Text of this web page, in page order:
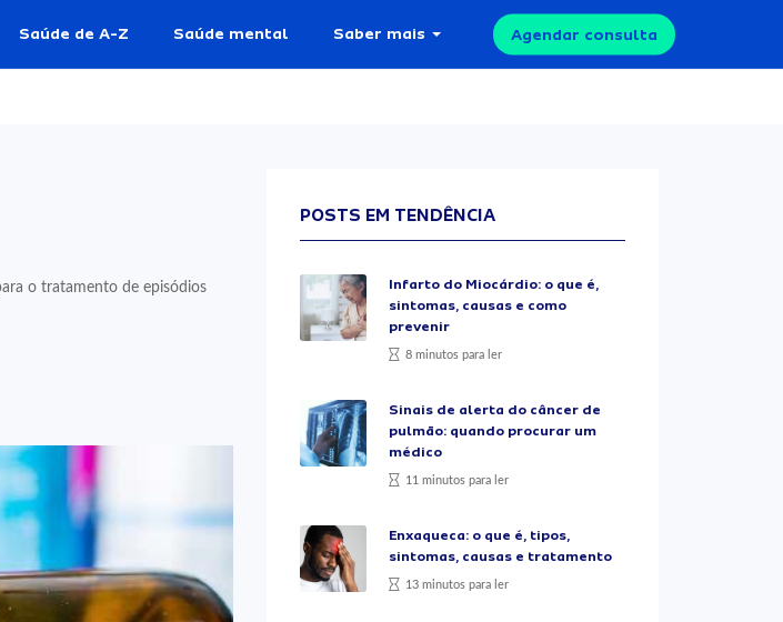
Saúde de A-Z Saúde mental Saber mais Agendar consulta
o tratamento de episódios
POSTS EM TENDÊNCIA
Infarto do Miocárdio: o que é,
sintomas, causas e como
prevenir
8 minutos para ler
Sinais de alerta do câncer de
pulmão: quando procurar um
médico
11 minutos para ler
Enxaqueca: o que é, tipos,
sintomas, causas e tratamento
13 minutos para ler